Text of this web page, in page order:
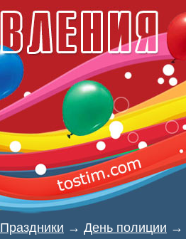
Праздники → День полиции →